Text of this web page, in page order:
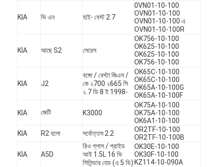
ভিডিও
আমাদের সম্বন্ধে
KIA ভি এন হাই- বেস্ট 2.7
0VN01-10-100
OVN01-10-100
OVN01-10-100 এ
OVN01-10-100R
KIA আছে S2 সেরেস
OK756-10-100
OK625-10-100
OK625-10-100
OK756-10-100
KIA J2
বঙ্গো / বেস্টা জিএস /
কে ২700 ২665 সি
২.7 ডি 8 ই 1998-
OK65C-10-100
OK65C-10-100
OK65A-10-100G
OK65A-10-100F
KIA জেটি K3000
OK75A-10-100
OK75A-10-100
OK6A1-10-100
KIA
R2 হলো সর্বোত্তম 2.2
OR2TF-10-100
OR2TF-10-100B
KIA A5D
রিও গ্লাস / প্রাইড
আই 1.5L 16 ভি
সিলিন্ডার হেড (এ 5 ডি)
OK30E-10-100
OK30F-10-100
KZ114-10-090A